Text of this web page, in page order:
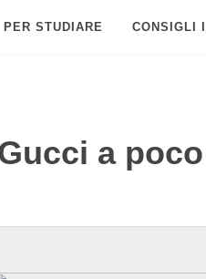
PER STUDIARE CONSIGLI
a